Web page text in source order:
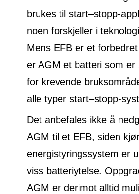
brukes til start–stopp-
noen forskjeller i
Mens EFB er et
er AGM et batteri som er
for krevende
alle typer start–stopp-
Det anbefales ikke å
AGM til et EFB, siden
energistyringssystem er
viss batteriytelse.
AGM er derimot alltid